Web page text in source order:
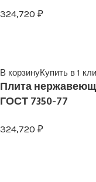
324,720 ₽
В корзинуКупить в 1
Плита
ГОСТ 7350-77
324,720 ₽